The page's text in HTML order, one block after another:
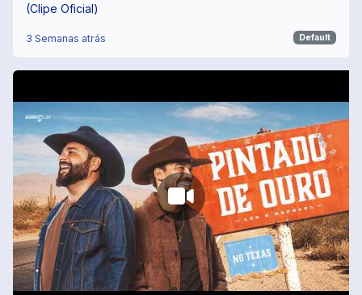
(Clipe Oficial)
3 Semanas atrás Default